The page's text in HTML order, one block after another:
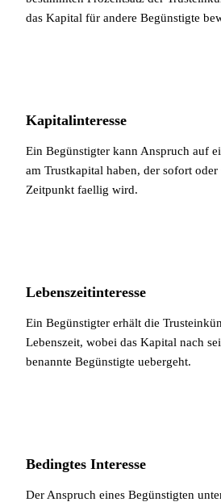
das Kapital für andere Begünstigte
Kapitalinteresse
Ein Begünstigter kann Anspruch auf
am Trustkapital haben, der sofort
Zeitpunkt faellig wird.
Lebenszeitinteresse
Ein Begünstigter erhält die
Lebenszeit, wobei das Kapital nach
benannte Begünstigte uebergeht.
Bedingtes Interesse
Der Anspruch eines Begünstigten